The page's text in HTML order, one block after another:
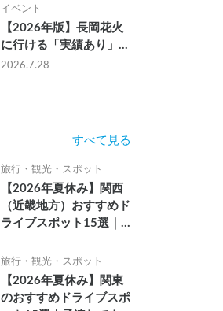
イベント
【2026年版】長岡花火
に行ける「実績あり」の
キャンピングカー3選｜
2026.7.28
すべて見る
旅行・観光・スポット
【2026年夏休み】関西
（近畿地方）おすすめド
ライブスポット15選｜
名所を紹介
旅行・観光・スポット
【2026年夏休み】関東
のおすすめドライブスポ